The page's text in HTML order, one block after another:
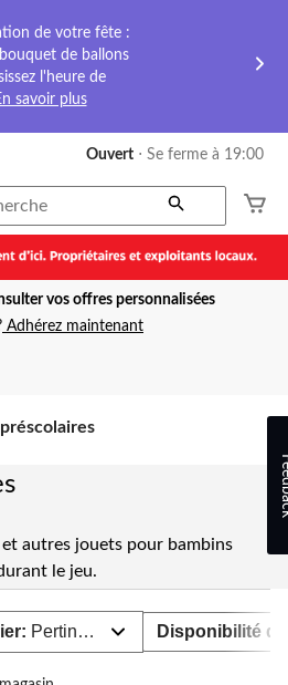
de votre fête :
de ballons
l'heure de
savoir plus
préféré
Lethbridge,
Party
City,
courament
Ouvert,
cliquer
Ouvert ⋅ Se ferme à 19:00
vos offres personnalisées
Adhérez maintenant
autres jouets pour bambins
le jeu.
Pertinence Disponibilité